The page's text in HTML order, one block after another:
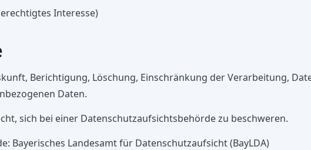
Interesse)
Berichtigung, Löschung, Einschränkung der Verarbeitung,
Daten.
sich bei einer Datenschutzaufsichtsbehörde zu beschweren.
Bayerisches Landesamt für Datenschutzaufsicht (BayLDA)